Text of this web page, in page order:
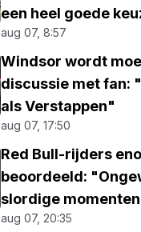
een heel goede
aug 07, 8:57
Windsor wordt
discussie met fan:
als Verstappen"
aug 07, 17:50
Red Bull-rijders
beoordeeld:
slordige
aug 07, 20:35